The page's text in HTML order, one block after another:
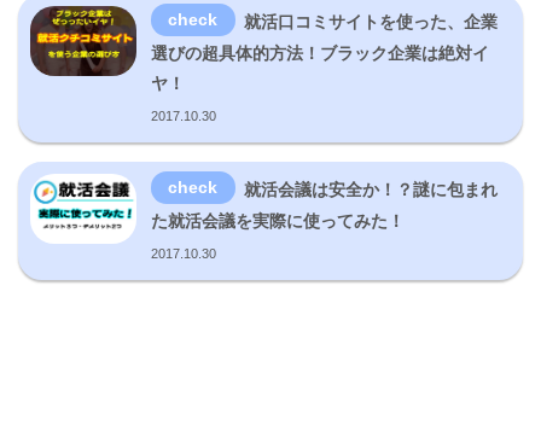
就活口コミサイトを使った、企業
選びの超具体的方法！ブラック企業は絶対イ
ヤ！
2017.10.30
就活会議は安全か！？謎に包まれ
た就活会議を実際に使ってみた！
2017.10.30